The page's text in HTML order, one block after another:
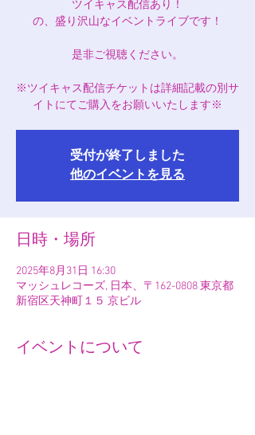
ツイキャス配信あり！
の、盛り沢山なイベントライブです！
是非ご視聴ください。
※ツイキャス配信チケットは詳細記載の別サ
イトにてご購入をお願いいたします※
受付が終了しました
他のイベントを見る
日時・場所
2025年8月31日 16:30
マッシュレコーズ, 日本、〒162-0808 東京都
新宿区天神町１５ 京ビル
イベントについて